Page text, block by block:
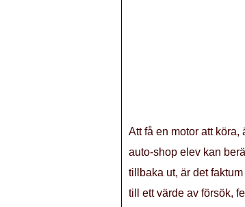
Att få en motor att
auto-shop elev kan
tillbaka ut, är det
till ett värde av försök,